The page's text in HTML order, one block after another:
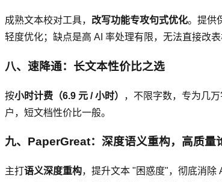
成熟文本校对工具， 改写功能专攻句式优化。提供
轻度优化；缺点是高 AI 率处理有限，无法直接改
八、速降通：长文本性价比之选
按小时计费（6.9 元 / 小时）
，不限字数，专为几
户，短文档性价比一般。
九、PaperGreat：深度语义重构，高质量
主打语义深度重构，提升文本 "困惑度"，彻底消除